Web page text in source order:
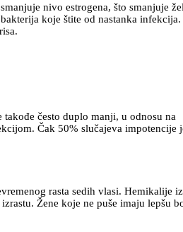
nivo estrogena, što smanjuje
koje štite od nastanka infekcija.
često duplo manji, u odnosu na
Čak 50% slučajeva impotencije
rasta sedih vlasi. Hemikalije iz
Žene koje ne puše imaju lepšu